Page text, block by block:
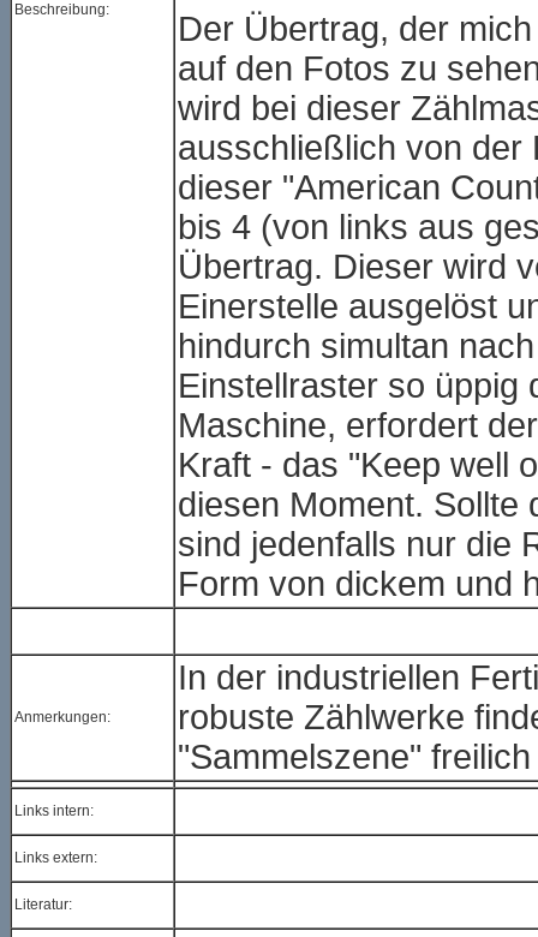
Beschreibung:
Der Übertrag, der
auf den Fotos zu
wird bei dieser
ausschließlich von der
dieser "American
bis 4 (von links aus
Übertrag. Dieser wird
Einerstelle ausgelöst
hindurch simultan
Einstellraster so üppig
Maschine, erfordert
Kraft - das "Keep well
diesen Moment. Sollte
sind jedenfalls nur die
Form von dickem und
Anmerkungen:
In der industriellen
robuste Zählwerke
"Sammelszene"
Links intern:
Links extern:
Literatur: